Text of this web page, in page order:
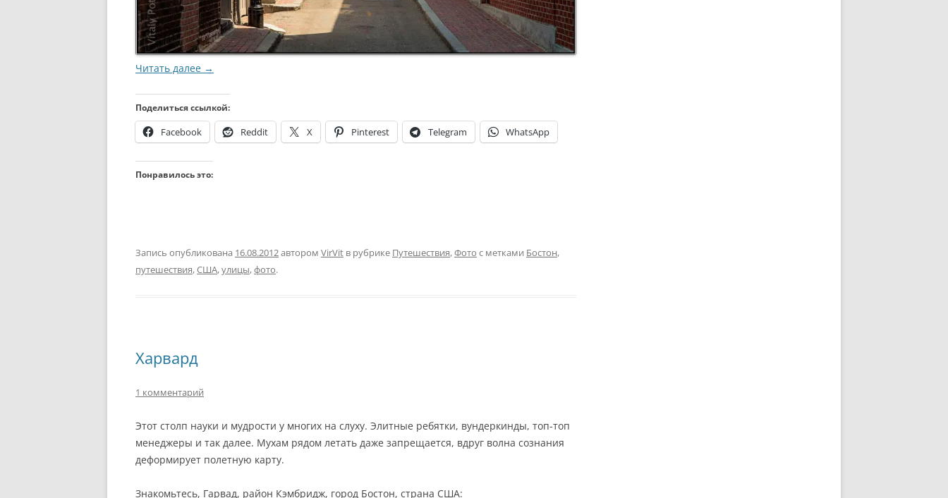
Читать далее →
Поделиться ссылкой:
Facebook Reddit X Pinterest Telegram WhatsApp
Понравилось это:
Запись опубликована 16.08.2012автором VirVit в рубрике Путешествия,Фото с метками Бостон,
путешествия,США,улицы,фото.
Харвард
1 комментарий
Этот столп науки и мудрости у многих на слуху. Элитные ребятки, вундеркинды, топ-топ
менеджеры и так далее. Мухам рядом летать даже запрещается, вдруг волна сознания
деформирует полетную карту.
Знакомьтесь, Гарвад, район Кэмбридж, город Бостон, страна США: